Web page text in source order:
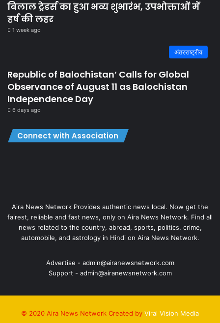
बिलाल ट्रेडर्स का हुआ भव्य शुभारंभ, उपभोक्ताओं में
हर्ष की लहर
1 week ago
अंतरराष्ट्रीय
Republic of Balochistan’ Calls for Global
Observance of August 11 as Balochistan
Independence Day
6 days ago
Connect with Association
Aira News Network Provides authentic news local. Now get the
fairest, reliable and fast news, only on Aira News Network. Find all
news related to the country, abroad, sports, politics, crime,
automobile, and astrology in Hindi on Aira News Network.
Advertise - admin@airanewsnetwork.com
Support - admin@airanewsnetwork.com
© 2020 Aira News Network Created by Viral Vision Media